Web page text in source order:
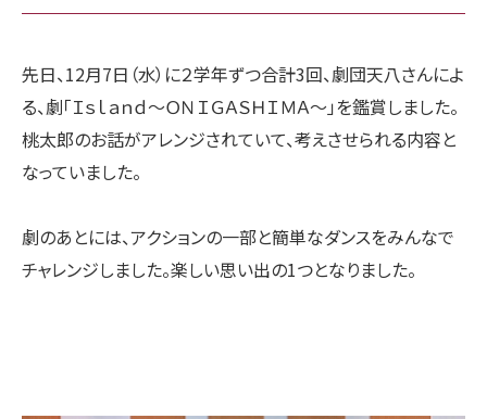
先日、12月7日（水）に２学年ずつ合計3回、劇団天八さんによ
る、劇「Ｉｓｌａｎｄ〜ＯＮＩＧＡＳＨＩＭＡ〜」を鑑賞しました。
桃太郎のお話がアレンジされていて、考えさせられる内容と
なっていました。
劇のあとには、アクションの一部と簡単なダンスをみんなで
チャレンジしました。楽しい思い出の1つとなりました。